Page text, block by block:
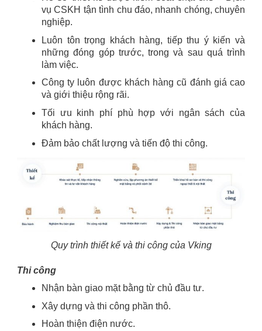
vụ CSKH tận tình chu đáo, nhanh chóng, chuyên
nghiệp.
Luôn tôn trọng khách hàng, tiếp thu ý kiến và
những đóng góp trước, trong và sau quá trình
làm việc.
Công ty luôn được khách hàng cũ đánh giá cao
và giới thiệu rộng rãi.
Tối ưu kinh phí phù hợp với ngân sách của
khách hàng.
Đảm bảo chất lượng và tiến độ thi công.
Quy trình thiết kế và thi công của Vking
Thi công
Nhận bàn giao mặt bằng từ chủ đầu tư.
Xây dựng và thi công phần thô.
Hoàn thiện điện nước.